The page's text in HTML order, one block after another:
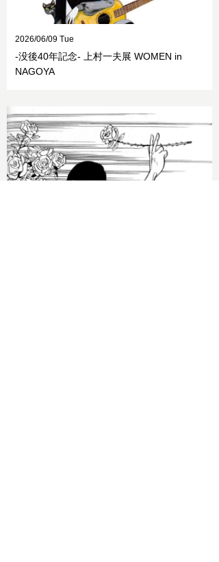
2026/06/09 Tue
-没後40年記念- 上村一夫展 WOMEN in
NAGOYA